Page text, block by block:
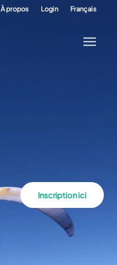
À propos Login Français
Inscription ici